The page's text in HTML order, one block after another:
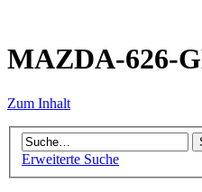
MAZDA-626-
Zum Inhalt
Erweiterte Suche